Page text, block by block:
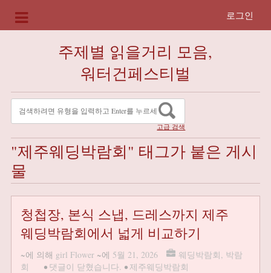
로그인
주제별 읽을거리 모음,
워터건페스티벌
고급 검색
"제주웨딩박람회" 태그가 붙은 게시
물
청첩장, 본식 스냅, 드레스까지 제주
웨딩박람회에서 넓게 비교하기
~에 의해 girl Flower ~에 5월 21, 2026 웨딩박람회, 박람
회
• 댓글이 닫혔습니다. •제주웨딩박람회